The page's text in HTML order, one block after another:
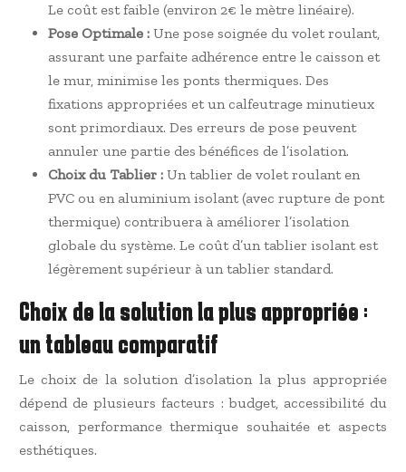
Le coût est faible (environ 2€ le mètre linéaire).
Pose Optimale : Une pose soignée du volet roulant,
assurant une parfaite adhérence entre le caisson et
le mur, minimise les ponts thermiques. Des
fixations appropriées et un calfeutrage minutieux
sont primordiaux. Des erreurs de pose peuvent
annuler une partie des bénéfices de l’isolation.
Choix du Tablier : Un tablier de volet roulant en
PVC ou en aluminium isolant (avec rupture de pont
thermique) contribuera à améliorer l’isolation
globale du système. Le coût d’un tablier isolant est
légèrement supérieur à un tablier standard.
Choix de la solution la plus appropriée :
un tableau comparatif
Le choix de la solution d’isolation la plus appropriée
dépend de plusieurs facteurs : budget, accessibilité du
caisson, performance thermique souhaitée et aspects
esthétiques.